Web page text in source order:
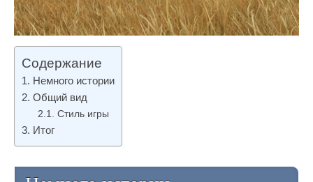
Содержание
Немного истории
Общий вид
Стиль игры
Итог